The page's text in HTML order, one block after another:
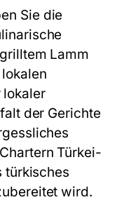
Sie die
Lamm
lokaler
der Gerichte
Türkei-
türkisches
wird.